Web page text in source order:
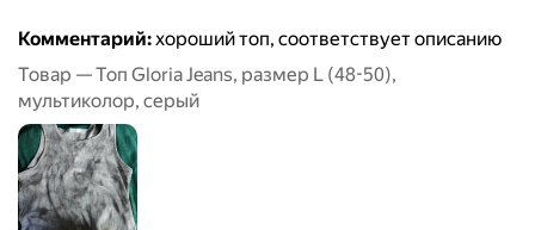
Комментарий:хороший топ, соответствует описанию
Товар — Топ Gloria Jeans, размер L (48-50),
мультиколор, серый